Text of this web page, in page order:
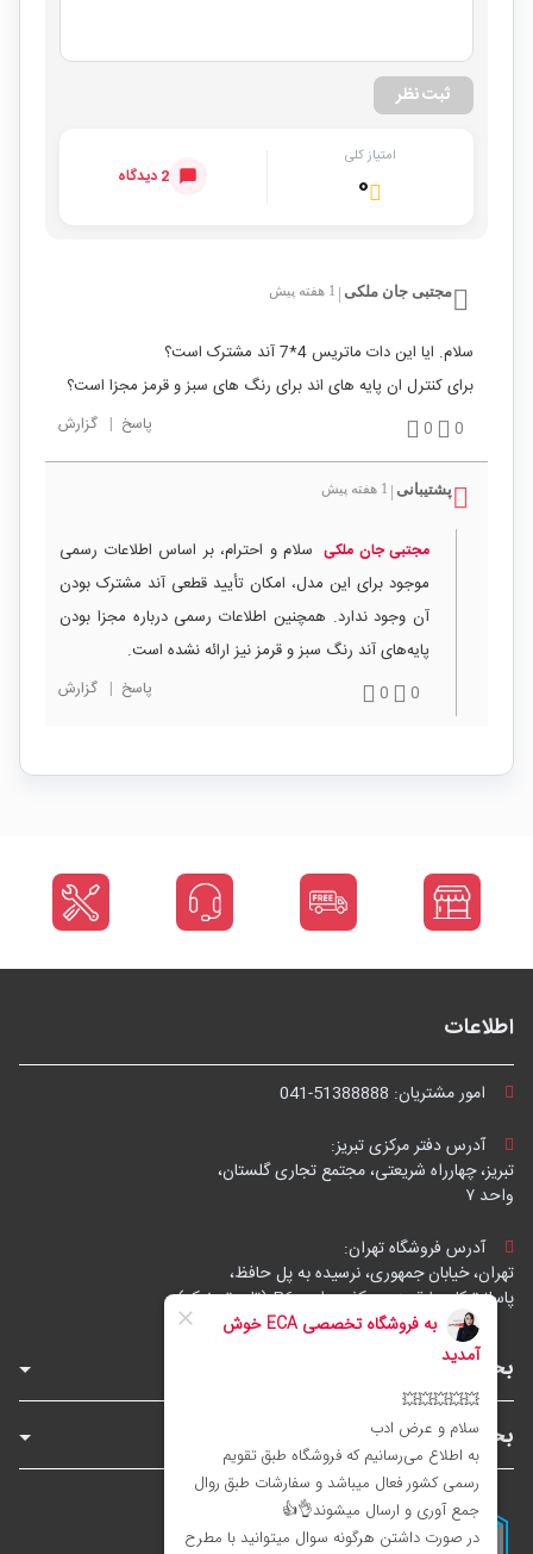
ثبت نظر
امتیاز کلی
۰ 2 دیدگاه
مجتبی جان ملکی 1 هفته پیش
سلام. ایا این دات ماتریس 4*7 آند مشترک است؟
برای کنترل ان پایه های اند برای رنگ های سبز و قرمز مجزا است؟
0
0 پاسخ | گزارش
پشتیبانی 1 هفته پیش
مجتبی جان ملکی سلام و احترام، بر اساس اطلاعات رسمی
موجود برای این مدل، امکان تأیید قطعی آند مشترک بودن
آن وجود ندارد. همچنین اطلاعات رسمی درباره مجزا بودن
پایه‌های آند رنگ سبز و قرمز نیز ارائه نشده است.
0
0 پاسخ | گزارش
اطلاعات
امور مشتریان: 041-51388888
آدرس دفتر مرکزی تبریز:
تبریز، چهارراه شریعتی، مجتمع تجاری گلستان،
واحد ۷
آدرس فروشگاه تهران:
تهران، خیابان جمهوری، نرسیده به پل حافظ،
پاساژ توکل، طبقه زیرهمکف، واحد B6 (تاپ ترونیک)
بخش‌های فروشگاه
بخش‌های سایت